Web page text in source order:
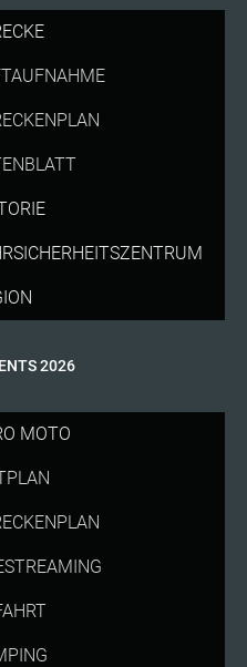
2026
MOTO
ZUM LIQUI MOLY
abseits der
wieder soweit: